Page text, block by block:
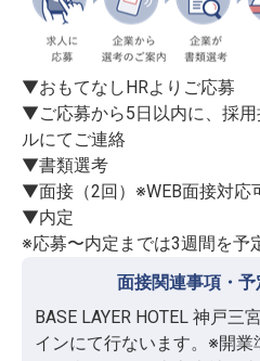
▼おもてなしHRよりご応募
▼ご応募から5日以内に、採用
ルにてご連絡
▼書類選考
▼面接（2回）※WEB面接対応
▼内定
※応募〜内定までは3週間を予
面接関連事項・予
BASE LAYER HOTEL 神戸三
インにて行ないます。※開業